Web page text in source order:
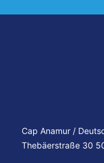
Cap Anamur /
Thebäerstraße 30